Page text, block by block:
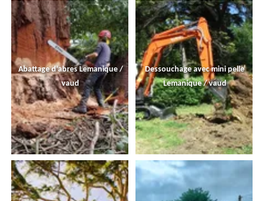
Abattage d'abres Lemanique /
vaud
Dessouchage avec mini pelle
Lemanique / vaud